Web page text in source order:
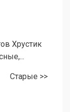
Хрустик
Старые >>